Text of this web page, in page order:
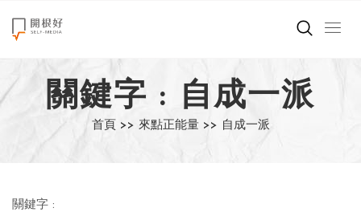
來點正能量
世界在想什麼
創造美好生活
關鍵字 : 自成一派
首頁 >> 來點正能量 >> 自成一派
關鍵字 :